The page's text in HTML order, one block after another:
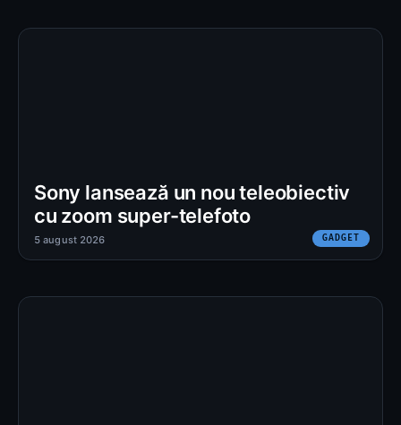
Sony lansează un nou teleobiectiv
cu zoom super-telefoto
GADGET
5 august 2026